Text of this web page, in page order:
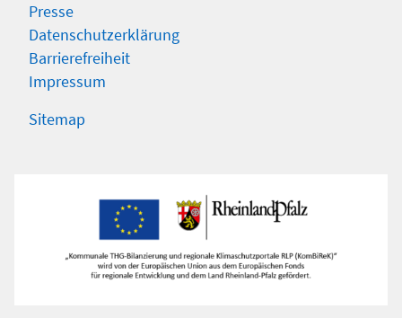
Presse
Datenschutzerklärung
Barrierefreiheit
Impressum
Sitemap